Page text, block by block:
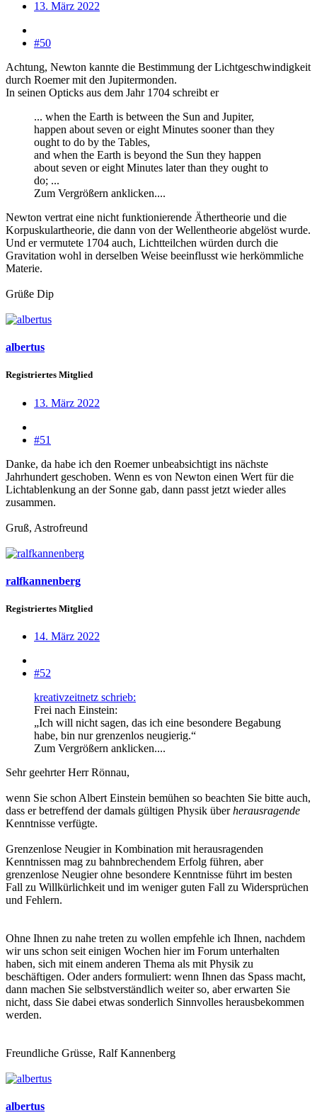
13. März 2022
#50
Achtung, Newton kannte die Bestimmung der Lichtgeschwindigkeit
durch Roemer mit den Jupitermonden.
In seinen Opticks aus dem Jahr 1704 schreibt er
... when the Earth is between the Sun and Jupiter,
happen about seven or eight Minutes sooner than they
ought to do by the Tables,
and when the Earth is beyond the Sun they happen
about seven or eight Minutes later than they ought to
do; ...
Zum Vergrößern anklicken....
Newton vertrat eine nicht funktionierende Äthertheorie und die
Korpuskulartheorie, die dann von der Wellentheorie abgelöst wurde.
Und er vermutete 1704 auch, Lichtteilchen würden durch die
Gravitation wohl in derselben Weise beeinflusst wie herkömmliche
Materie.
Grüße Dip
albertus
Registriertes Mitglied
13. März 2022
#51
Danke, da habe ich den Roemer unbeabsichtigt ins nächste
Jahrhundert geschoben. Wenn es von Newton einen Wert für die
Lichtablenkung an der Sonne gab, dann passt jetzt wieder alles
zusammen.
Gruß, Astrofreund
ralfkannenberg
Registriertes Mitglied
14. März 2022
#52
kreativzeitnetz schrieb:
Frei nach Einstein:
„Ich will nicht sagen, das ich eine besondere Begabung
habe, bin nur grenzenlos neugierig.“
Zum Vergrößern anklicken....
Sehr geehrter Herr Rönnau,
wenn Sie schon Albert Einstein bemühen so beachten Sie bitte auch,
dass er betreffend der damals gültigen Physik überherausragende
Kenntnisse verfügte.
Grenzenlose Neugier in Kombination mit herausragenden
Kenntnissen mag zu bahnbrechendem Erfolg führen, aber
grenzenlose Neugier ohne besondere Kenntnisse führt im besten
Fall zu Willkürlichkeit und im weniger guten Fall zu Widersprüchen
und Fehlern.
Ohne Ihnen zu nahe treten zu wollen empfehle ich Ihnen, nachdem
wir uns schon seit einigen Wochen hier im Forum unterhalten
haben, sich mit einem anderen Thema als mit Physik zu
beschäftigen. Oder anders formuliert: wenn Ihnen das Spass macht,
dann machen Sie selbstverständlich weiter so, aber erwarten Sie
nicht, dass Sie dabei etwas sonderlich Sinnvolles herausbekommen
werden.
Freundliche Grüsse, Ralf Kannenberg
albertus